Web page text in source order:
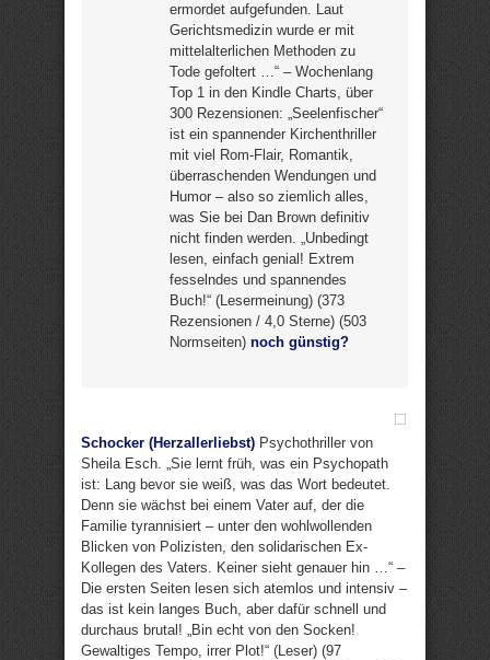
ermordet aufgefunden. Laut
Gerichtsmedizin wurde er mit
mittelalterlichen Methoden zu
Tode gefoltert …“ – Wochenlang
Top 1 in den Kindle Charts, über
300 Rezensionen: „Seelenfischer“
ist ein spannender Kirchenthriller
mit viel Rom-Flair, Romantik,
überraschenden Wendungen und
Humor – also so ziemlich alles,
was Sie bei Dan Brown definitiv
nicht finden werden. „Unbedingt
lesen, einfach genial! Extrem
fesselndes und spannendes
Buch!“ (Lesermeinung) (373
Rezensionen / 4,0 Sterne) (503
Normseiten) noch günstig?
Schocker (Herzallerliebst) Psychothriller von
Sheila Esch. „Sie lernt früh, was ein Psychopath
ist: Lang bevor sie weiß, was das Wort bedeutet.
Denn sie wächst bei einem Vater auf, der die
Familie tyrannisiert – unter den wohlwollenden
Blicken von Polizisten, den solidarischen Ex-
Kollegen des Vaters. Keiner sieht genauer hin …“ –
Die ersten Seiten lesen sich atemlos und intensiv –
das ist kein langes Buch, aber dafür schnell und
durchaus brutal! „Bin echt von den Socken!
Gewaltiges Tempo, irrer Plot!“ (Leser) (97